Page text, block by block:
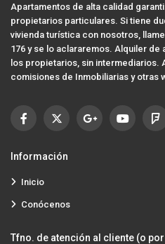
Apartamentos de alta calidad
propietarios particulares. Si tiene
vivienda turística con nosotros,
176 y se lo aclararemos. Alquiler
los propietarios, sin intermediarios.
comisiones de Inmobiliarias y otras
Información
Inicio
Conócenos
Tfno. de atención al cliente (o por